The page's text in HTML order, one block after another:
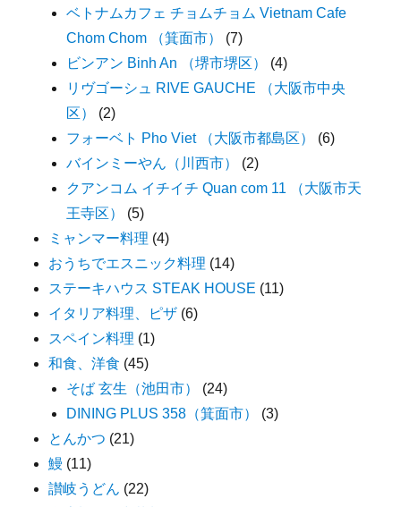
ベトナムカフェ チョムチョム Vietnam Cafe
Chom Chom （箕面市）
(7)
ビンアン Binh An （堺市堺区）
(4)
リヴゴーシュ RIVE GAUCHE （大阪市中央
区）
(2)
フォーベト Pho Viet （大阪市都島区）
(6)
バインミーやん（川西市）
(2)
クアンコム イチイチ Quan com 11 （大阪市天
王寺区）
(5)
ミャンマー料理 (4)
おうちでエスニック料理 (14)
ステーキハウス STEAK HOUSE (11)
イタリア料理、ピザ (6)
スペイン料理 (1)
和食、洋食 (45)
そば 玄生（池田市）
(24)
DINING PLUS 358（箕面市）
(3)
とんかつ (21)
鰻 (11)
讃岐うどん (22)